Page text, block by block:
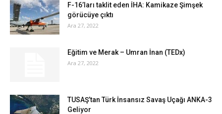
F-16’ları taklit eden İHA: Kamikaze Şimşek
görücüye çıktı
Ara 27, 2022
Eğitim ve Merak – Umran İnan (TEDx)
Ara 27, 2022
TUSAŞ’tan Türk İnsansız Savaş Uçağı ANKA-3
Geliyor